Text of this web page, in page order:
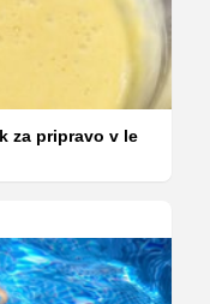
za pripravo v le